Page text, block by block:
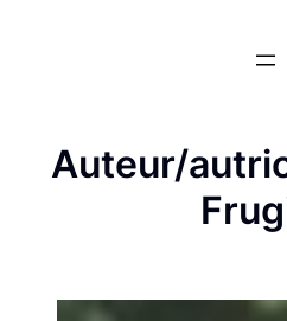
Auteur/